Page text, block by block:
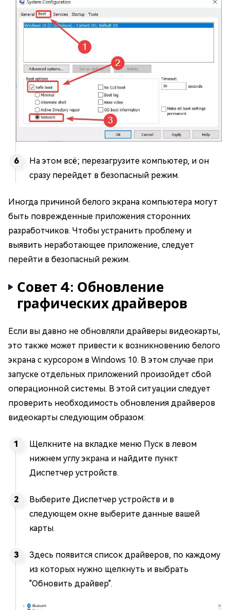
На этом всё; перезагрузите компьютер, и он
сразу перейдет в безопасный режим.
Иногда причиной белого экрана компьютера могут
быть поврежденные приложения сторонних
разработчиков. Чтобы устранить проблему и
выявить неработающее приложение, следует
перейти в безопасный режим.
Совет 4: Обновление
графических драйверов
Если вы давно не обновляли драйверы видеокарты,
это также может привести к возникновению белого
экрана с курсором в Windows 10. В этом случае при
запуске отдельных приложений произойдет сбой
операционной системы. В этой ситуации следует
проверить необходимость обновления драйверов
видеокарты следующим образом:
Щелкните на вкладке меню Пуск в левом
нижнем углу экрана и найдите пункт
Диспетчер устройств.
Выберите Диспетчер устройств и в
следующем окне выберите данные вашей
карты.
Здесь появится список драйверов, по каждому
из которых нужно щелкнуть и выбрать
"Обновить драйвер".